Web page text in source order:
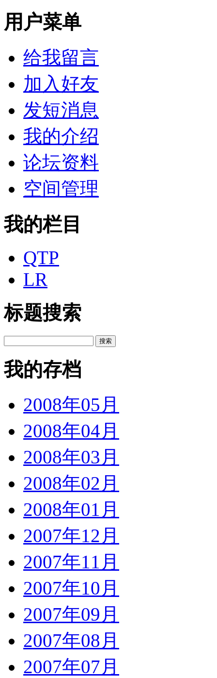
用户菜单
给我留言
加入好友
发短消息
我的介绍
论坛资料
空间管理
我的栏目
QTP
LR
标题搜索
我的存档
2008年05月
2008年04月
2008年03月
2008年02月
2008年01月
2007年12月
2007年11月
2007年10月
2007年09月
2007年08月
2007年07月